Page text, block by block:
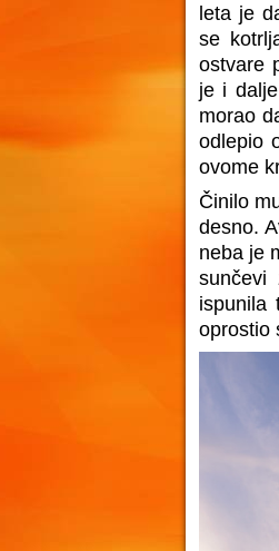
leta je
se
ostvare
je i
morao
odlepio
ovome
Činilo
desno.
neba je
ispunila
oprostio